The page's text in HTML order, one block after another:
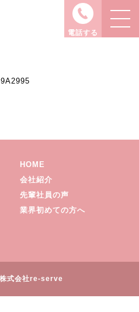
電話する
HOME
会社紹介
先輩社員の声
業界初めての方へ
式会社re-serve